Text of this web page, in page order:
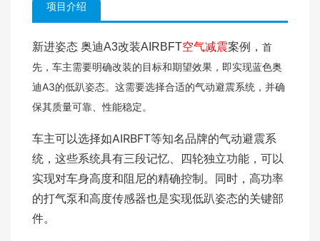
项目介绍
新进姿态 奥迪A3改装AIRBFT空气减震案例， 首
先，车主需要明确改装的目标和期望效果，即实现蓝色奥
迪A3的低趴姿态。这需要选择合适的气动避震系统，并确
保其质量可靠、性能稳定。
车主可以选择如AIRBFT等知名品牌的气动避震系
统，这些系统具有三段记忆、四轮独立功能，可以
实现对车身高度和阻尼的精确控制。同时，高功率
的打气泵和高度传感器也是实现低趴姿态的关键部
件。